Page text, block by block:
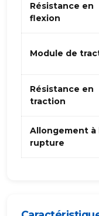
Résistance en
flexion
Module de
Résistance en
traction
Allongement à
rupture